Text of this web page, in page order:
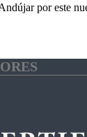
por este